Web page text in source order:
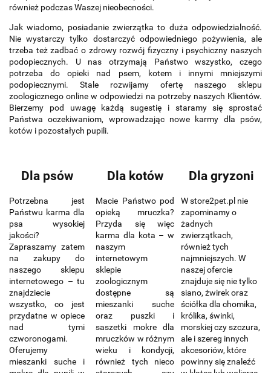
również podczas Waszej nieobecności.
Jak wiadomo, posiadanie zwierzątka to duża odpowiedzialność.
Nie wystarczy tylko dostarczyć odpowiedniego pożywienia, ale
trzeba też zadbać o zdrowy rozwój fizyczny i psychiczny naszych
podopiecznych. U nas otrzymają Państwo wszystko, czego
potrzeba do opieki nad psem, kotem i innymi mniejszymi
podopiecznymi. Stale rozwijamy ofertę naszego sklepu
zoologicznego online w odpowiedzi na potrzeby naszych Klientów.
Bierzemy pod uwagę każdą sugestię i staramy się sprostać
Państwa oczekiwaniom, wprowadzając nowe karmy dla psów,
kotów i pozostałych pupili.
Dla psów
Potrzebna jest
Państwu karma dla
psa wysokiej
jakości?
Zapraszamy zatem
na zakupy do
naszego sklepu
internetowego – tu
znajdziecie
wszystko, co jest
przydatne w opiece
nad tymi
czworonogami.
Oferujemy
mieszanki suche i
Dla kotów
Macie Państwo pod
opieką mruczka?
Przyda się więc
karma dla kota – w
naszym
internetowym
sklepie
zoologicznym
dostępne są
mieszanki suche
oraz puszki i
saszetki mokre dla
mruczków w różnym
wieku i kondycji,
również tych nieco
Dla gryzoni
W store2pet.pl nie
zapominamy o
żadnych
zwierzątkach,
również tych
najmniejszych. W
naszej ofercie
znajduje się nie tylko
siano, żwirek oraz
ściółka dla chomika,
królika, świnki,
morskiej czy szczura,
ale i szereg innych
akcesoriów, które
powinny się znaleźć